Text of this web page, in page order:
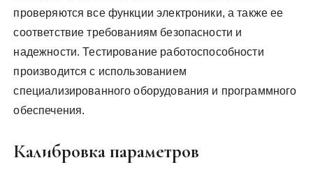
проверяются все функции электроники, а также ее
соответствие требованиям безопасности и
надежности. Тестирование работоспособности
производится с использованием
специализированного оборудования и программного
обеспечения.
Калибровка параметров